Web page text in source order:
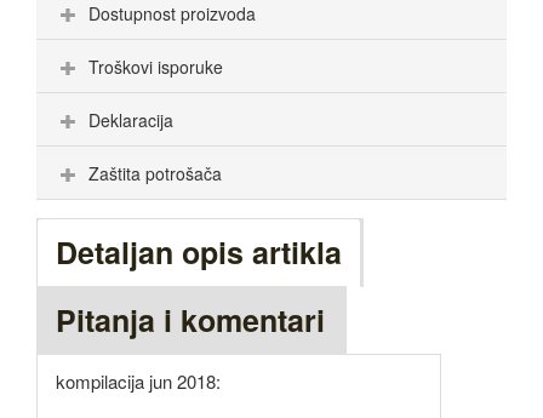
Dostupnost proizvoda
Troškovi isporuke
Deklaracija
Zaštita potrošača
Detaljan opis artikla
Pitanja i komentari
kompilacija jun 2018: